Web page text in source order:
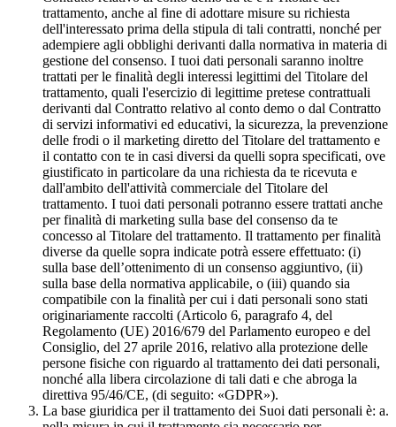
trattamento, anche al fine di adottare misure su richiesta
dell'interessato prima della stipula di tali contratti, nonché per
adempiere agli obblighi derivanti dalla normativa in materia di
gestione del consenso. I tuoi dati personali saranno inoltre
trattati per le finalità degli interessi legittimi del Titolare del
trattamento, quali l'esercizio di legittime pretese contrattuali
derivanti dal Contratto relativo al conto demo o dal Contratto
di servizi informativi ed educativi, la sicurezza, la prevenzione
delle frodi o il marketing diretto del Titolare del trattamento e
il contatto con te in casi diversi da quelli sopra specificati, ove
giustificato in particolare da una richiesta da te ricevuta e
dall'ambito dell'attività commerciale del Titolare del
trattamento. I tuoi dati personali potranno essere trattati anche
per finalità di marketing sulla base del consenso da te
concesso al Titolare del trattamento. Il trattamento per finalità
diverse da quelle sopra indicate potrà essere effettuato: (i)
sulla base dell’ottenimento di un consenso aggiuntivo, (ii)
sulla base della normativa applicabile, o (iii) quando sia
compatibile con la finalità per cui i dati personali sono stati
originariamente raccolti (Articolo 6, paragrafo 4, del
Regolamento (UE) 2016/679 del Parlamento europeo e del
Consiglio, del 27 aprile 2016, relativo alla protezione delle
persone fisiche con riguardo al trattamento dei dati personali,
nonché alla libera circolazione di tali dati e che abroga la
direttiva 95/46/CE, (di seguito: «GDPR»).
La base giuridica per il trattamento dei Suoi dati personali è: a.